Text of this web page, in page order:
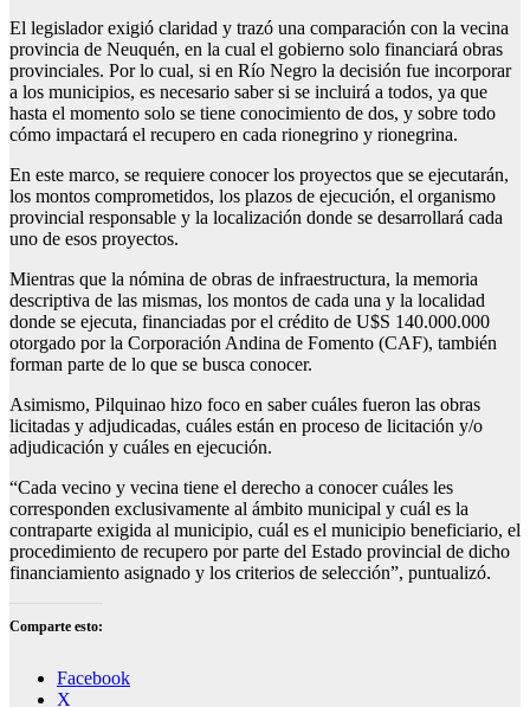
El legislador exigió claridad y trazó una comparación con la vecina
provincia de Neuquén, en la cual el gobierno solo financiará obras
provinciales. Por lo cual, si en Río Negro la decisión fue incorporar
a los municipios, es necesario saber si se incluirá a todos, ya que
hasta el momento solo se tiene conocimiento de dos, y sobre todo
cómo impactará el recupero en cada rionegrino y rionegrina.
En este marco, se requiere conocer los proyectos que se ejecutarán,
los montos comprometidos, los plazos de ejecución, el organismo
provincial responsable y la localización donde se desarrollará cada
uno de esos proyectos.
Mientras que la nómina de obras de infraestructura, la memoria
descriptiva de las mismas, los montos de cada una y la localidad
donde se ejecuta, financiadas por el crédito de U$S 140.000.000
otorgado por la Corporación Andina de Fomento (CAF), también
forman parte de lo que se busca conocer.
Asimismo, Pilquinao hizo foco en saber cuáles fueron las obras
licitadas y adjudicadas, cuáles están en proceso de licitación y/o
adjudicación y cuáles en ejecución.
“Cada vecino y vecina tiene el derecho a conocer cuáles les
corresponden exclusivamente al ámbito municipal y cuál es la
contraparte exigida al municipio, cuál es el municipio beneficiario, el
procedimiento de recupero por parte del Estado provincial de dicho
financiamiento asignado y los criterios de selección”, puntualizó.
Comparte esto:
Facebook
X